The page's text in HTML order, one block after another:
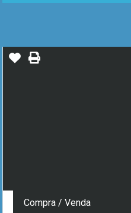
Compra / Venda